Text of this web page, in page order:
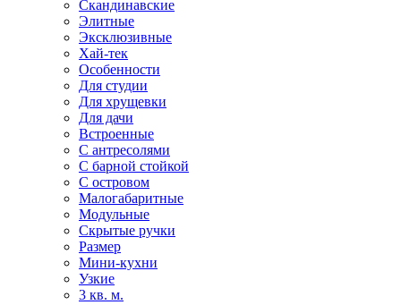
Скандинавские
Элитные
Эксклюзивные
Хай-тек
Особенности
Для студии
Для хрущевки
Для дачи
Встроенные
С антресолями
С барной стойкой
С островом
Малогабаритные
Модульные
Скрытые ручки
Размер
Мини-кухни
Узкие
3 кв. м.